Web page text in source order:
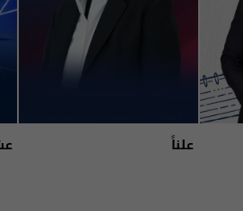
علناً